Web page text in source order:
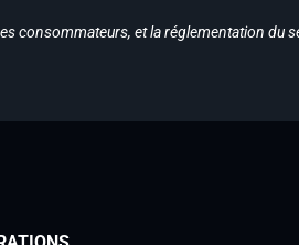
consommateurs, et la réglementation du